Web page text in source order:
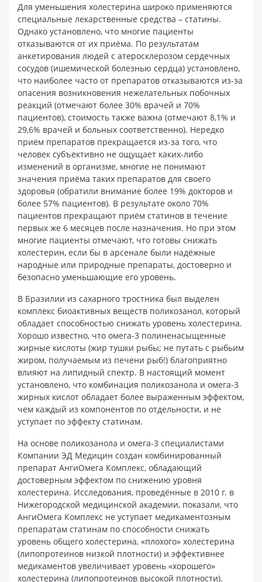
Для уменьшения холестерина широко применяются
специальные лекарственные средства – статины.
Однако установлено, что многие пациенты
отказываются от их приёма. По результатам
анкетирования людей с атеросклерозом сердечных
сосудов (ишемической болезнью сердца) установлено,
что наиболее часто от препаратов отказываются из-за
опасения возникновения нежелательных побочных
реакций (отмечают более 30% врачей и 70%
пациентов), стоимость также важна (отмечают 8,1% и
29,6% врачей и больных соответственно). Нередко
приём препаратов прекращается из-за того, что
человек субъективно не ощущает каких-либо
изменений в организме, многие не понимают
значения приёма таких препаратов для своего
здоровья (обратили внимание более 19% докторов и
более 57% пациентов). В результате около 70%
пациентов прекращают приём статинов в течение
первых же 6 месяцев после назначения. Но при этом
многие пациенты отмечают, что готовы снижать
холестерин, если бы в арсенале были надёжные
народные или природные препараты, достоверно и
безопасно уменьшающие его уровень.
В Бразилии из сахарного тростника был выделен
комплекс биоактивных веществ поликозанол, который
обладает способностью снижать уровень холестерина.
Хорошо известно, что омега-3 полиненасыщенные
жирные кислоты (жир тушки рыбы; не путать с рыбьим
жиром, получаемым из печени рыб!) благоприятно
влияют на липидный спектр. В настоящий момент
установлено, что комбинация поликозанола и омега-3
жирных кислот обладает более выраженным эффектом,
чем каждый из компонентов по отдельности, и не
уступает по эффекту статинам.
На основе поликозанола и омега-3 специалистами
Компании ЭД Медицин создан комбинированный
препарат АнгиОмега Комплекс, обладающий
достоверным эффектом по снижению уровня
холестерина. Исследования, проведённые в 2010 г. в
Нижегородской медицинской академии, показали, что
АнгиОмега Комплекс не уступает медикаментозным
препаратам статинам по способности снижать
уровень общего холестерина, «плохого» холестерина
(липопротеинов низкой плотности) и эффективнее
медикаментов увеличивает уровень «хорошего»
холестерина (липопротеинов высокой плотности).